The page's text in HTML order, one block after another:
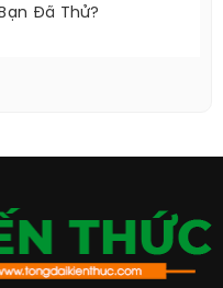
Đã Thử?